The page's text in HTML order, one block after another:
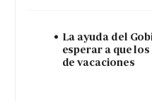
La ayuda del
esperar a que
de vacaciones